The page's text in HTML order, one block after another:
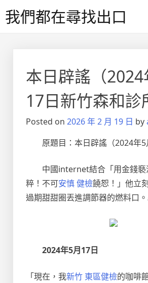
to我們都在尋找出口
本日辟謠（2024
17日新竹森和診
Posted on 2026 年 2 月 19 日 by
原題目：本日辟謠（2024年5
中國internet結合「用金錢褻
粹！不可安慎 健檢饒恕！」他立
過期甜甜圈丟進調節器的燃料口
2024年5月17日
「現在，我新竹 東區健檢的咖啡